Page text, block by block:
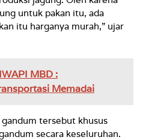
untuk pakan itu, ada
itu harganya murah,” ujar
MBD :
Memadai
tersebut khusus
secara keseluruhan.